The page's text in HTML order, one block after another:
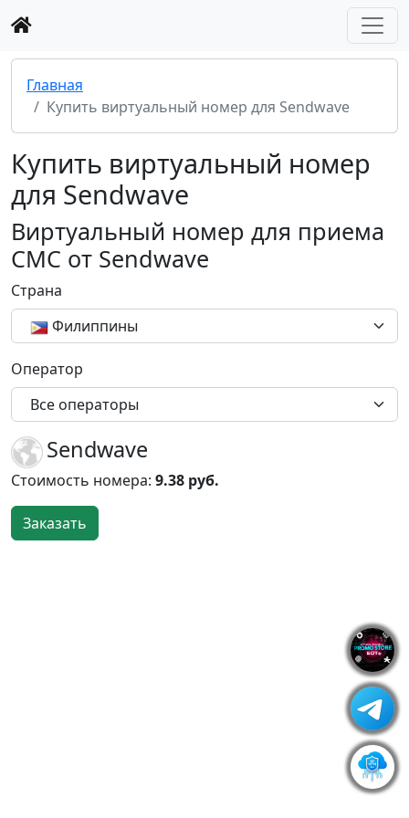
Главная
Купить виртуальный номер для Sendwave
Купить виртуальный номер
для Sendwave
Виртуальный номер для приема
СМС от Sendwave
Страна
Филиппины
Оператор
Все операторы
Sendwave
Стоимость номера: 9.38 руб.
Заказать